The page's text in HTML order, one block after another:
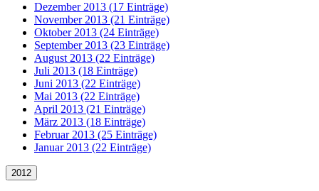
Dezember 2013 (17 Einträge)
November 2013 (21 Einträge)
Oktober 2013 (24 Einträge)
September 2013 (23 Einträge)
August 2013 (22 Einträge)
Juli 2013 (18 Einträge)
Juni 2013 (22 Einträge)
Mai 2013 (22 Einträge)
April 2013 (21 Einträge)
März 2013 (18 Einträge)
Februar 2013 (25 Einträge)
Januar 2013 (22 Einträge)
2012